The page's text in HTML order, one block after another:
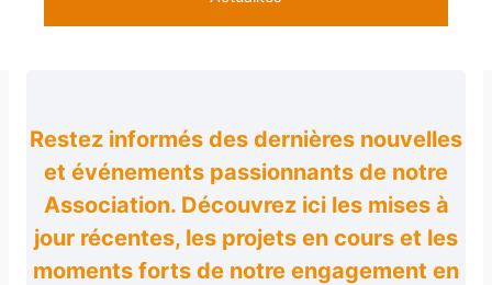
Restez informés des dernières nouvelles
et événements passionnants de notre
Association. Découvrez ici les mises à
jour récentes, les projets en cours et les
moments forts de notre engagement en